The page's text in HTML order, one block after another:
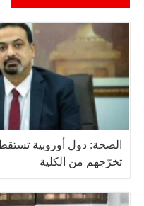
الصحة: دول أوروبية
تخرّجهم من الكلية